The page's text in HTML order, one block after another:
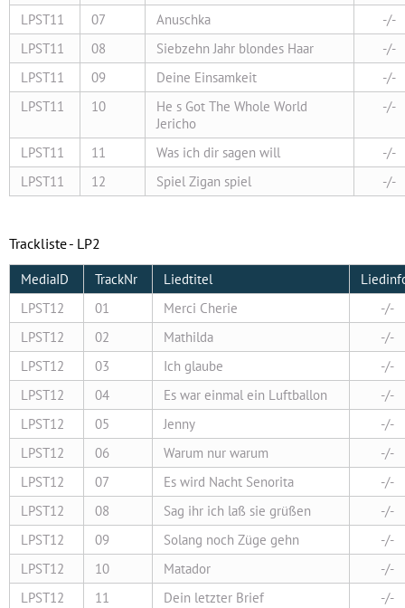
LPST11 07 Anuschka
-/-
LPST11
08 Siebzehn Jahr blondes Haar
-/-
LPST11
09 Deine Einsamkeit
-/-
LPST11
10
He s Got The Whole World
Jericho
-/-
LPST11 11 Was ich dir sagen will
-/-
LPST11
12 Spiel Zigan spiel -/-
Trackliste - LP2
LPST12 01 Merci Cherie
-/-
LPST12
02 Mathilda
-/-
LPST12
03 Ich glaube
-/-
LPST12
04 Es war einmal ein Luftballon
-/-
LPST12
05 Jenny
-/-
LPST12
06 Warum nur warum
-/-
LPST12
07 Es wird Nacht Senorita
-/-
LPST12
08 Sag ihr ich laß sie grüßen
-/-
LPST12
09 Solang noch Züge gehn
-/-
LPST12
10 Matador
-/-
LPST12
11 Dein letzter Brief
-/-
MediaID TrackNr Liedtitel